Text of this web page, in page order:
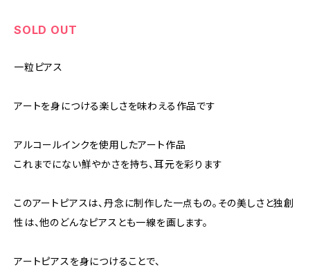
SOLD OUT
一粒ピアス
アートを身につける楽しさを味わえる作品です
アルコールインクを使用したアート作品
これまでにない鮮やかさを持ち、耳元を彩ります
このアートピアスは、丹念に制作した一点もの。その美しさと独創
性は、他のどんなピアスとも一線を画します。
アートピアスを身につけることで、